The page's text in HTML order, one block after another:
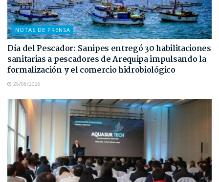
NOTAS DE PRENSA
Día del Pescador: Sanipes entregó 30 habilitaciones
sanitarias a pescadores de Arequipa impulsando la
formalización y el comercio hidrobiológico
25/06/2026